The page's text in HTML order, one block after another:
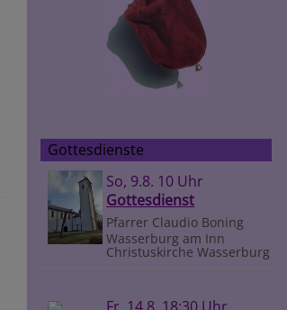
Gottesdienste
So, 9.8. 10 Uhr
Gottesdienst
Pfarrer Claudio Boning
Wasserburg am Inn
Christuskirche Wasserburg